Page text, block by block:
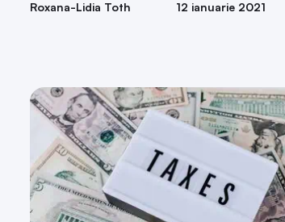
Roxana-Lidia Toth 12 ianuarie 2021